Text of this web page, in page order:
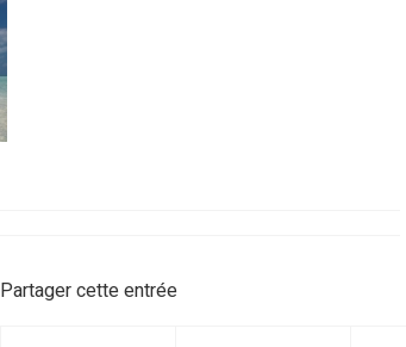
Partager cette entrée